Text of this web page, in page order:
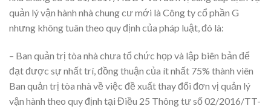
quản lý vận hành nhà chung cư mới là Công ty cổ phần G
nhưng không tuân theo quy định của pháp luật, đó là:
– Ban quản trị tòa nhà chưa tổ chức họp và lập biên bản để
đạt được sự nhất trí, đồng thuận của ít nhất 75% thành viên
Ban quản trị tòa nhà về việc đề xuất thay đổi đơn vị quản lý
vận hành theo quy định tại Điều 25 Thông tư số 02/2016/TT-